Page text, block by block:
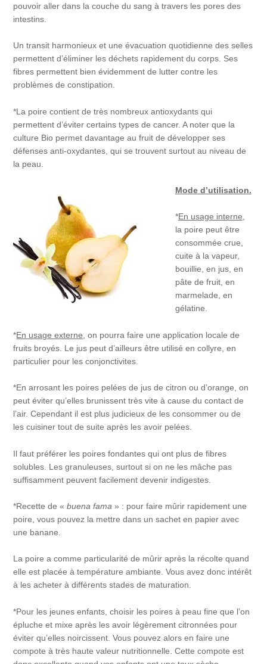
pouvoir aller dans la couche du sang à travers les pores des
intestins.
Un transit harmonieux et une évacuation quotidienne des selles
permettent d’éliminer les déchets rapidement du corps. Ses
fibres permettent bien évidemment de lutter contre les
problèmes de constipation.
*La poire contient de très nombreux antioxydants qui
permettent d’éviter certains types de cancer. A noter que la
culture Bio permet davantage au fruit de développer ses
défenses anti-oxydantes, qui se trouvent surtout au niveau de
la peau.
Mode d’utilisation.
*En usage interne,
la poire peut être
consommée crue,
cuite à la vapeur,
bouillie, en jus, en
pâte de fruit, en
marmelade, en
gélatine.
*En usage externe , on pourra faire une application locale de
fruits broyés. Le jus peut d’ailleurs être utilisé en collyre, en
particulier pour les conjonctivites.
*En arrosant les poires pelées de jus de citron ou d’orange, on
peut éviter qu’elles brunissent très vite à cause du contact de
l’air. Cependant il est plus judicieux de les consommer ou de
les cuisiner tout de suite après les avoir pelées.
Il faut préférer les poires fondantes qui ont plus de fibres
solubles. Les granuleuses, surtout si on ne les mâche pas
suffisamment peuvent facilement devenir indigestes.
*Recette de «buena fama » : pour faire mûrir rapidement une
poire, vous pouvez la mettre dans un sachet en papier avec
une banane.
La poire a comme particularité de mûrir après la récolte quand
elle est placée à température ambiante. Vous avez donc intérêt
à les acheter à différents stades de maturation.
*Pour les jeunes enfants, choisir les poires à peau fine que l’on
épluche et mixe après les avoir légèrement citronnées pour
éviter qu’elles noircissent. Vous pouvez alors en faire une
compote à très haute valeur nutritionnelle. Cette compote est